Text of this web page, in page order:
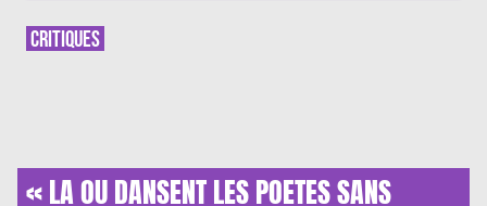
« LA OU DANSENT LES POETES SANS
CRITIQUES